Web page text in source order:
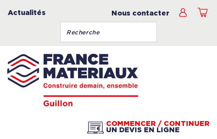
Actualités Nous contacter
COMMENCER / CONTINUER
UN DEVIS EN LIGNE